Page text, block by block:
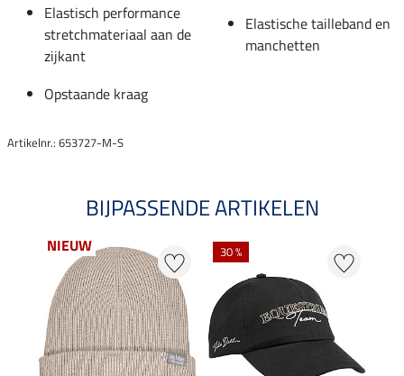
Elastisch performance
stretchmateriaal aan de
zijkant
Elastische tailleband en
manchetten
Opstaande kraag
Artikelnr.: 653727-M-S
BIJPASSENDE ARTIKELEN
NIEUW 30 %